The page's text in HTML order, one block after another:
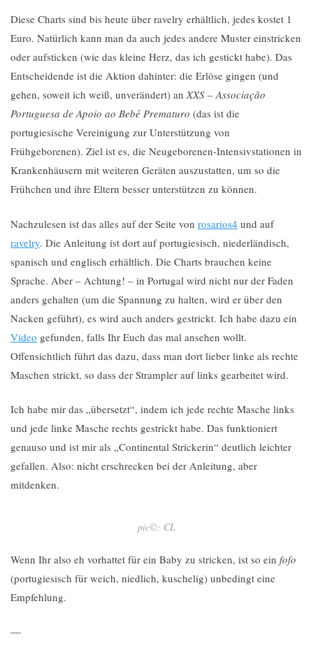
Diese Charts sind bis heute über ravelry erhältlich, jedes kostet 1
Euro. Natürlich kann man da auch jedes andere Muster einstricken
oder aufsticken (wie das kleine Herz, das ich gestickt habe). Das
Entscheidende ist die Aktion dahinter: die Erlöse gingen (und
gehen, soweit ich weiß, unverändert) anXXS – Associação
Portuguesa de Apoio ao Bebé Prematuro (das ist die
portugiesische Vereinigung zur Unterstützung von
Frühgeborenen). Ziel ist es, die Neugeborenen-Intensivstationen in
Krankenhäusern mit weiteren Geräten auszustatten, um so die
Frühchen und ihre Eltern besser unterstützen zu können.
Nachzulesen ist das alles auf der Seite von rosarios4 und auf
ravelry. Die Anleitung ist dort auf portugiesisch, niederländisch,
spanisch und englisch erhältlich. Die Charts brauchen keine
Sprache. Aber – Achtung! – in Portugal wird nicht nur der Faden
anders gehalten (um die Spannung zu halten, wird er über den
Nacken geführt), es wird auch anders gestrickt. Ich habe dazu ein
Video gefunden, falls Ihr Euch das mal ansehen wollt.
Offensichtlich führt das dazu, dass man dort lieber linke als rechte
Maschen strickt, so dass der Strampler auf links gearbeitet wird.
Ich habe mir das „übersetzt“, indem ich jede rechte Masche links
und jede linke Masche rechts gestrickt habe. Das funktioniert
genauso und ist mir als „Continental Strickerin“ deutlich leichter
gefallen. Also: nicht erschrecken bei der Anleitung, aber
mitdenken.
pic©: CL
Wenn Ihr also eh vorhattet für ein Baby zu stricken, ist so ein fofo
(portugiesisch für weich, niedlich, kuschelig) unbedingt eine
Empfehlung.
—